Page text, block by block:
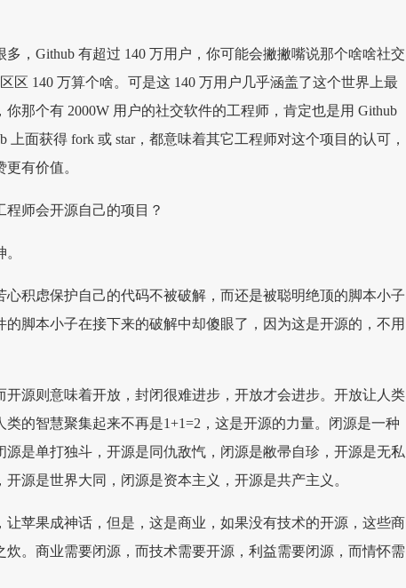
多，Github 有超过 140 万用户，你可能会撇撇嘴说那个啥啥社交
区 140 万算个啥。可是这 140 万用户几乎涵盖了这个世界上最
那个有 2000W 用户的社交软件的工程师，肯定也是用 Github
上面获得 fork 或 star，都意味着其它工程师对这个项目的认可，
有价值。
程师会开源自己的项目？
心积虑保护自己的代码不被破解，而还是被聪明绝顶的脚本小子
的脚本小子在接下来的破解中却傻眼了，因为这是开源的，不用
开源则意味着开放，封闭很难进步，开放才会进步。开放让人类
类的智慧聚集起来不再是1+1=2，这是开源的力量。闭源是一种
源是单打独斗，开源是同仇敌忾，闭源是敝帚自珍，开源是无私
源是世界大同，闭源是资本主义，开源是共产主义。
让苹果成神话，但是，这是商业，如果没有技术的开源，这些商
炊。商业需要闭源，而技术需要开源，利益需要闭源，而情怀需